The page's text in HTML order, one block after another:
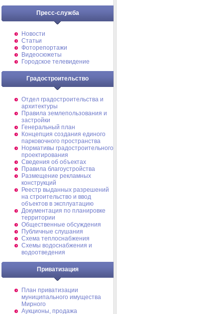
Пресс-служба
Новости
Статьи
Фоторепортажи
Видеосюжеты
Городское телевидение
Градостроительство
Отдел градостроительства и
архитектуры
Правила землепользования и
застройки
Генеральный план
Концепция создания единого
парковочного пространства
Нормативы градостроительного
проектирования
Сведения об объектах
Правила благоустройства
Размещение рекламных
конструкций
Реестр выданных разрешений
на строительство и ввод
объектов в эксплуатацию
Документация по планировке
территории
Общественные обсуждения
Публичные слушания
Схема теплоснабжения
Схемы водоснабжения и
водоотведения
Приватизация
План приватизации
муниципального имущества
Мирного
Аукционы, продажа